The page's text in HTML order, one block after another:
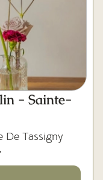
- Sainte-
De Tassigny